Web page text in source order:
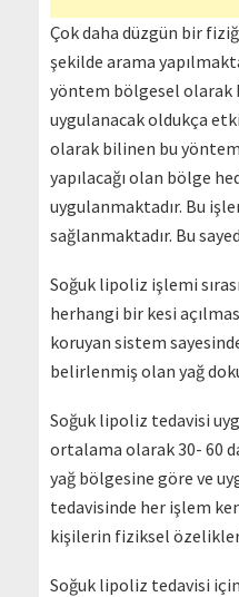
Çok daha düzgün bir
şekilde arama
yöntem bölgesel olarak
uygulanacak oldukça
olarak bilinen bu
yapılacağı olan bölge
uygulanmaktadır. Bu
sağlanmaktadır. Bu
Soğuk lipoliz işlemi
herhangi bir kesi
koruyan sistem
belirlenmiş olan yağ
Soğuk lipoliz tedavisi
ortalama olarak 30- 60
yağ bölgesine göre ve
tedavisinde her işlem
kişilerin fiziksel
Soğuk lipoliz tedavisi